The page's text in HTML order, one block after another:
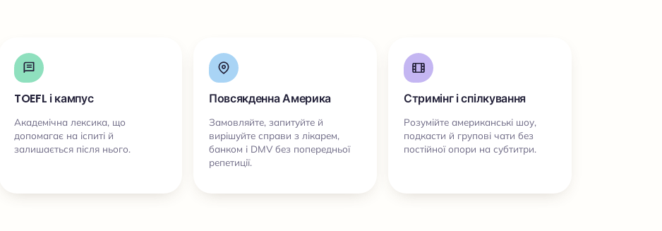
TOEFL і кампус
Академічна лексика, що
допомагає на іспиті й
залишається після нього.
Повсякденна Америка
Замовляйте, запитуйте й
вирішуйте справи з лікарем,
банком і DMV без попередньої
репетиції.
Стримінг і спілкування
Розумійте американські шоу,
подкасти й групові чати без
постійної опори на субтитри.